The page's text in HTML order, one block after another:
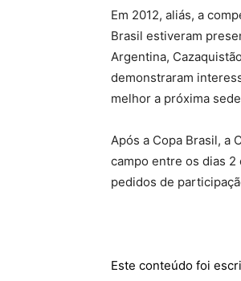
Em 2012, aliás, a
Brasil estiveram
Argentina,
demonstraram
melhor a próxima
Após a Copa Brasil, a
campo entre os dias 2
pedidos de
Este conteúdo foi